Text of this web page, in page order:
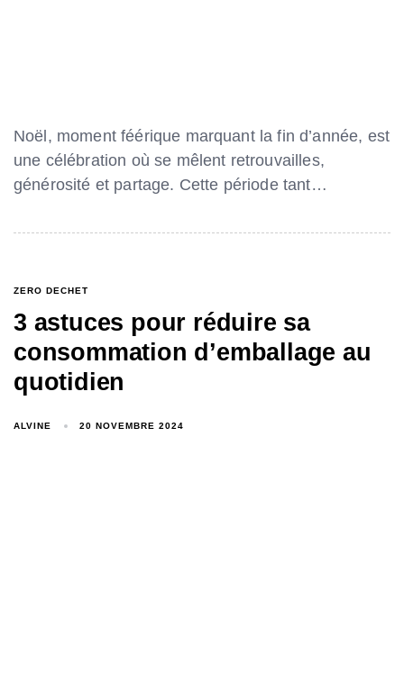
Noël, moment féérique marquant la fin d’année, est
une célébration où se mêlent retrouvailles,
générosité et partage. Cette période tant…
ZERO DECHET
3 astuces pour réduire sa
consommation d’emballage au
quotidien
ALVINE 20 NOVEMBRE 2024